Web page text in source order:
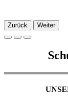
Zurück Weiter